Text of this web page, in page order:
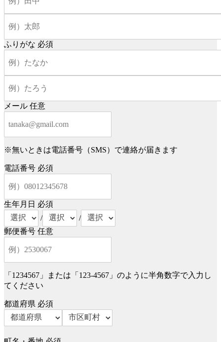
ふりがな 必須
メール 任意
※無いときは電話番号（SMS）で連絡が届きます
電話番号 必須
生年月日 必須
/
/
郵便番号 任意
「1234567」または「123-4567」のように半角数字で入力し
てください
都道府県 必須